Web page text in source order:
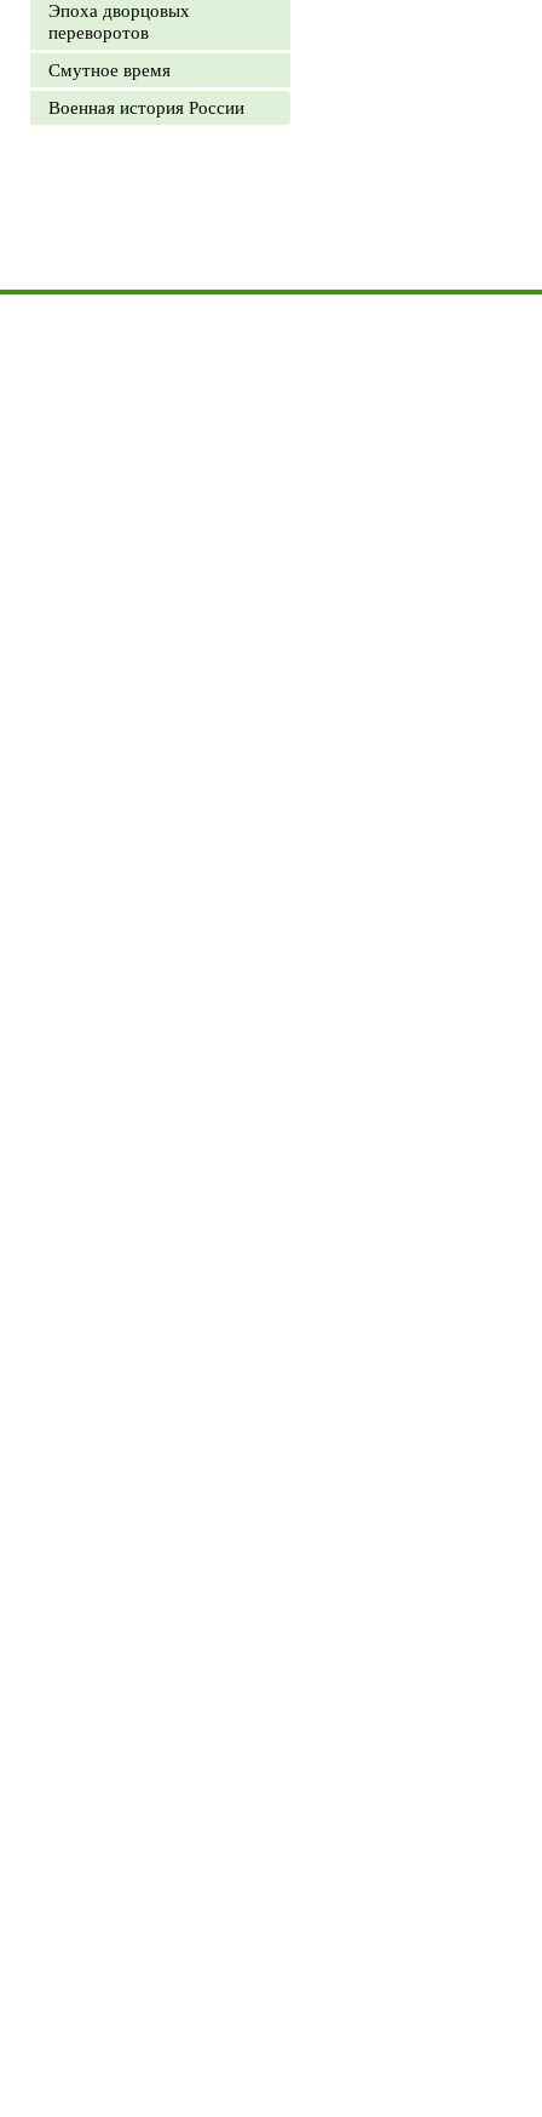
Эпоха дворцовых
переворотов
Смутное время
Военная история России